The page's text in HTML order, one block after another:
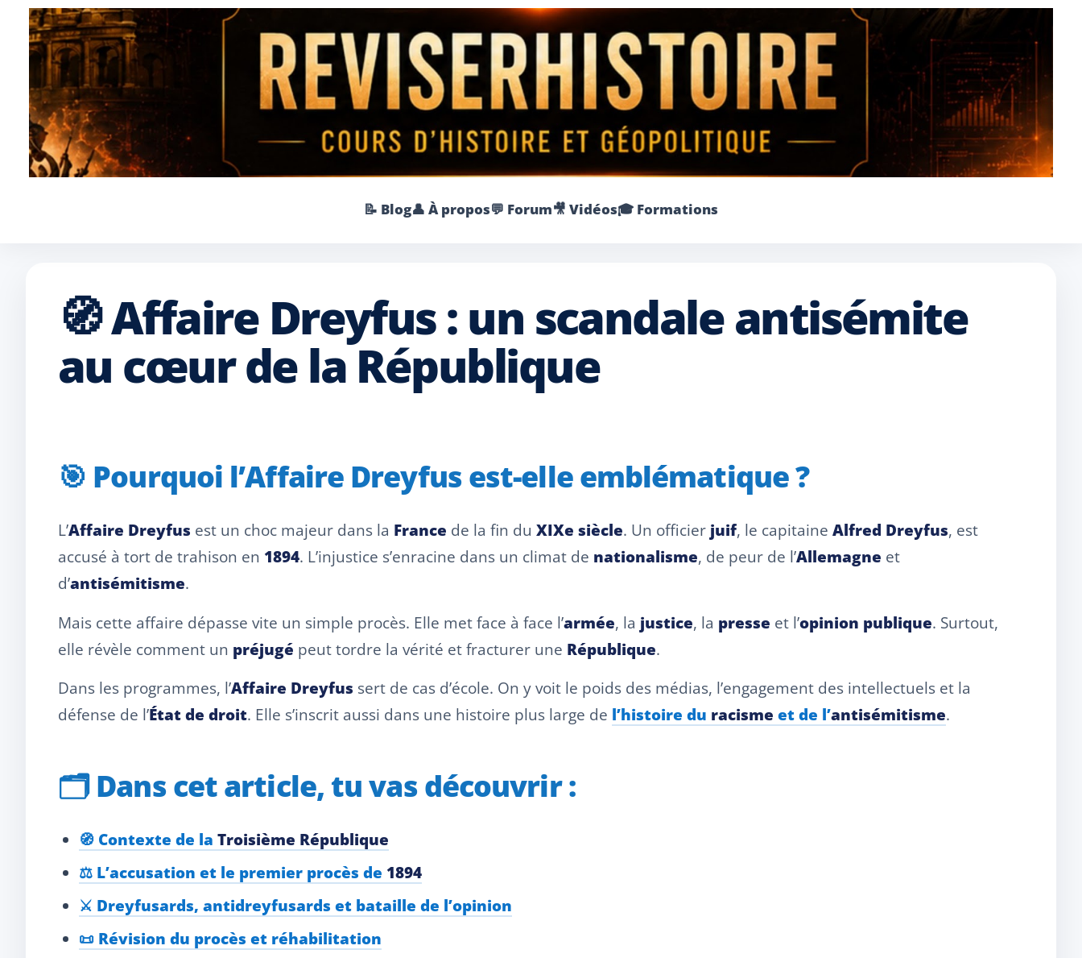
📝 Blog👤 À propos💬 Forum🎥 Vidéos🎓 Formations
🧭 Affaire Dreyfus : un scandale antisémite
au cœur de la République
🎯 Pourquoi l’Affaire Dreyfus est-elle emblématique ?
L’Affaire Dreyfus est un choc majeur dans la France de la fin du XIXe siècle. Un officier juif, le capitaine Alfred Dreyfus, est
accusé à tort de trahison en 1894. L’injustice s’enracine dans un climat de nationalisme, de peur de l’Allemagne et
d’antisémitisme.
Mais cette affaire dépasse vite un simple procès. Elle met face à face l’armée, la justice, la presse et l’opinion publique. Surtout,
elle révèle comment un préjugé peut tordre la vérité et fracturer une République.
Dans les programmes, l’Affaire Dreyfus sert de cas d’école. On y voit le poids des médias, l’engagement des intellectuels et la
défense de l’État de droit. Elle s’inscrit aussi dans une histoire plus large de l’histoire du racisme et de l’antisémitisme.
🗂️Dans cet article, tu vas découvrir :
🧭 Contexte de la Troisième République
⚖️ L’accusation et le premier procès de 1894
⚔️ Dreyfusards, antidreyfusards et bataille de l’opinion
📜 Révision du procès et réhabilitation